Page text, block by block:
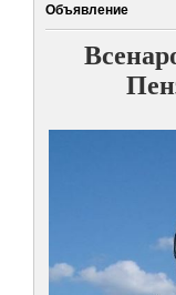
Объявление